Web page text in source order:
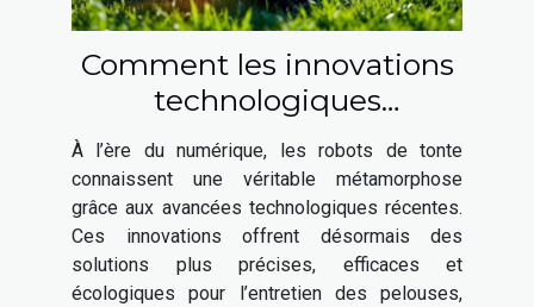
Comment les innovations
technologiques
transforment-elles les
robots de tonte ?
À l’ère du numérique, les robots de tonte
connaissent une véritable métamorphose
grâce aux avancées technologiques récentes.
Ces innovations offrent désormais des
solutions plus précises, efficaces et
écologiques pour l’entretien des pelouses,